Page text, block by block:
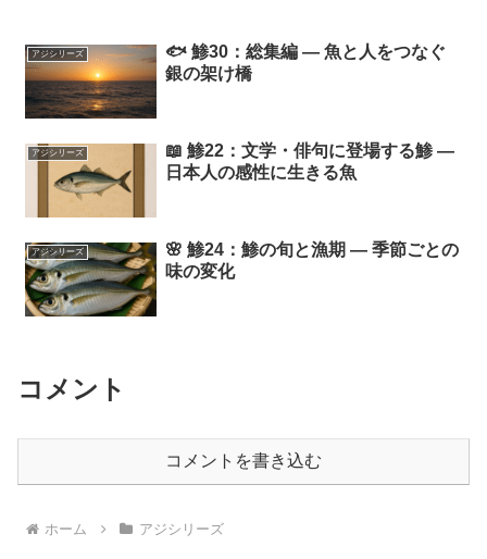
アジシリーズ
🐟 鯵30：総集編 ― 魚と人をつなぐ
銀の架け橋
アジシリーズ
📖 鯵22：文学・俳句に登場する鯵 ―
日本人の感性に生きる魚
アジシリーズ
🌸 鯵24：鯵の旬と漁期 ― 季節ごとの
味の変化
コメント
コメントを書き込む
ホーム アジシリーズ